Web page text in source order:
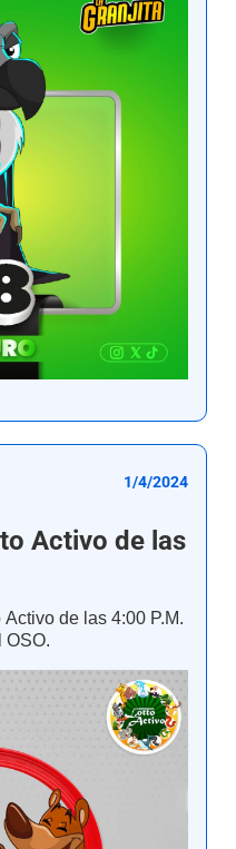
1/4/2024
Activo de las
de las 4:00 P.M.
OSO.